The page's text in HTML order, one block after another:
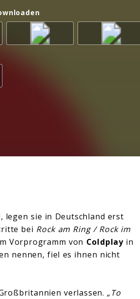
legen sie in Deutschland erst
bei Rock am Ring / Rock im
Vorprogramm von Coldplayin
nennen, fiel es ihnen nicht
verlassen.„To